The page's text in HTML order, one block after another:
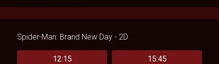
Spider-Man: Brand New Day - 2D
12:15 15:45